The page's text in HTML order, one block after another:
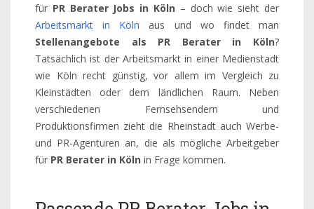
für PR Berater Jobs in Köln – doch wie sieht der
Arbeitsmarkt in Köln aus und wo findet man
Stellenangebote als PR Berater in Köln?
Tatsächlich ist der Arbeitsmarkt in einer Medienstadt
wie Köln recht günstig, vor allem im Vergleich zu
Kleinstädten oder dem ländlichen Raum. Neben
verschiedenen Fernsehsendern und
Produktionsfirmen zieht die Rheinstadt auch Werbe-
und PR-Agenturen an, die als mögliche Arbeitgeber
für PR Berater in Köln in Frage kommen.